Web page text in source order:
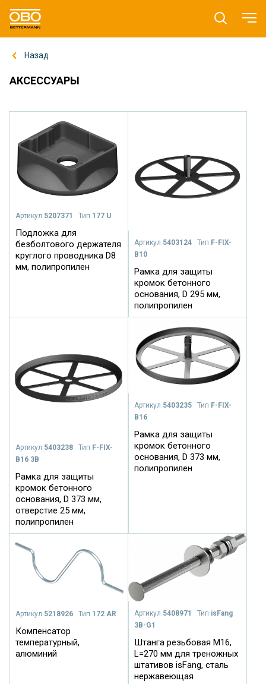
Назад
АКСЕССУАРЫ
Артикул 5207371 Тип 177 U
Подложка для
безболтового держателя
круглого проводника D8
мм, полипропилен
Артикул 5403124Тип F-FIX-
B10
Рамка для защиты
кромок бетонного
основания, D 295 мм,
полипропилен
Артикул 5403238 Тип F-FIX-
B16 3B
Рамка для защиты
кромок бетонного
основания, D 373 мм,
отверстие 25 мм,
полипропилен
Артикул 5403235Тип F-FIX-
B16
Рамка для защиты
кромок бетонного
основания, D 373 мм,
полипропилен
Артикул 5218926 Тип 172 AR
Компенсатор
температурный,
алюминий
Артикул 5408971 Тип isFang
3B-G1
Штанга резьбовая М16,
L=270 мм для треножных
штативов isFang, сталь
нержавеющая